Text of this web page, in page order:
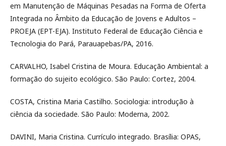
em Manutenção de Máquinas Pesadas na Forma de Oferta
Integrada no Âmbito da Educação de Jovens e Adultos –
PROEJA (EPT-EJA). Instituto Federal de Educação Ciência e
Tecnologia do Pará, Parauapebas/PA, 2016.
CARVALHO, Isabel Cristina de Moura. Educação Ambiental: a
formação do sujeito ecológico. São Paulo: Cortez, 2004.
COSTA, Cristina Maria Castilho. Sociologia: introdução à
ciência da sociedade. São Paulo: Moderna, 2002.
DAVINI, Maria Cristina. Currículo integrado. Brasília: OPAS,